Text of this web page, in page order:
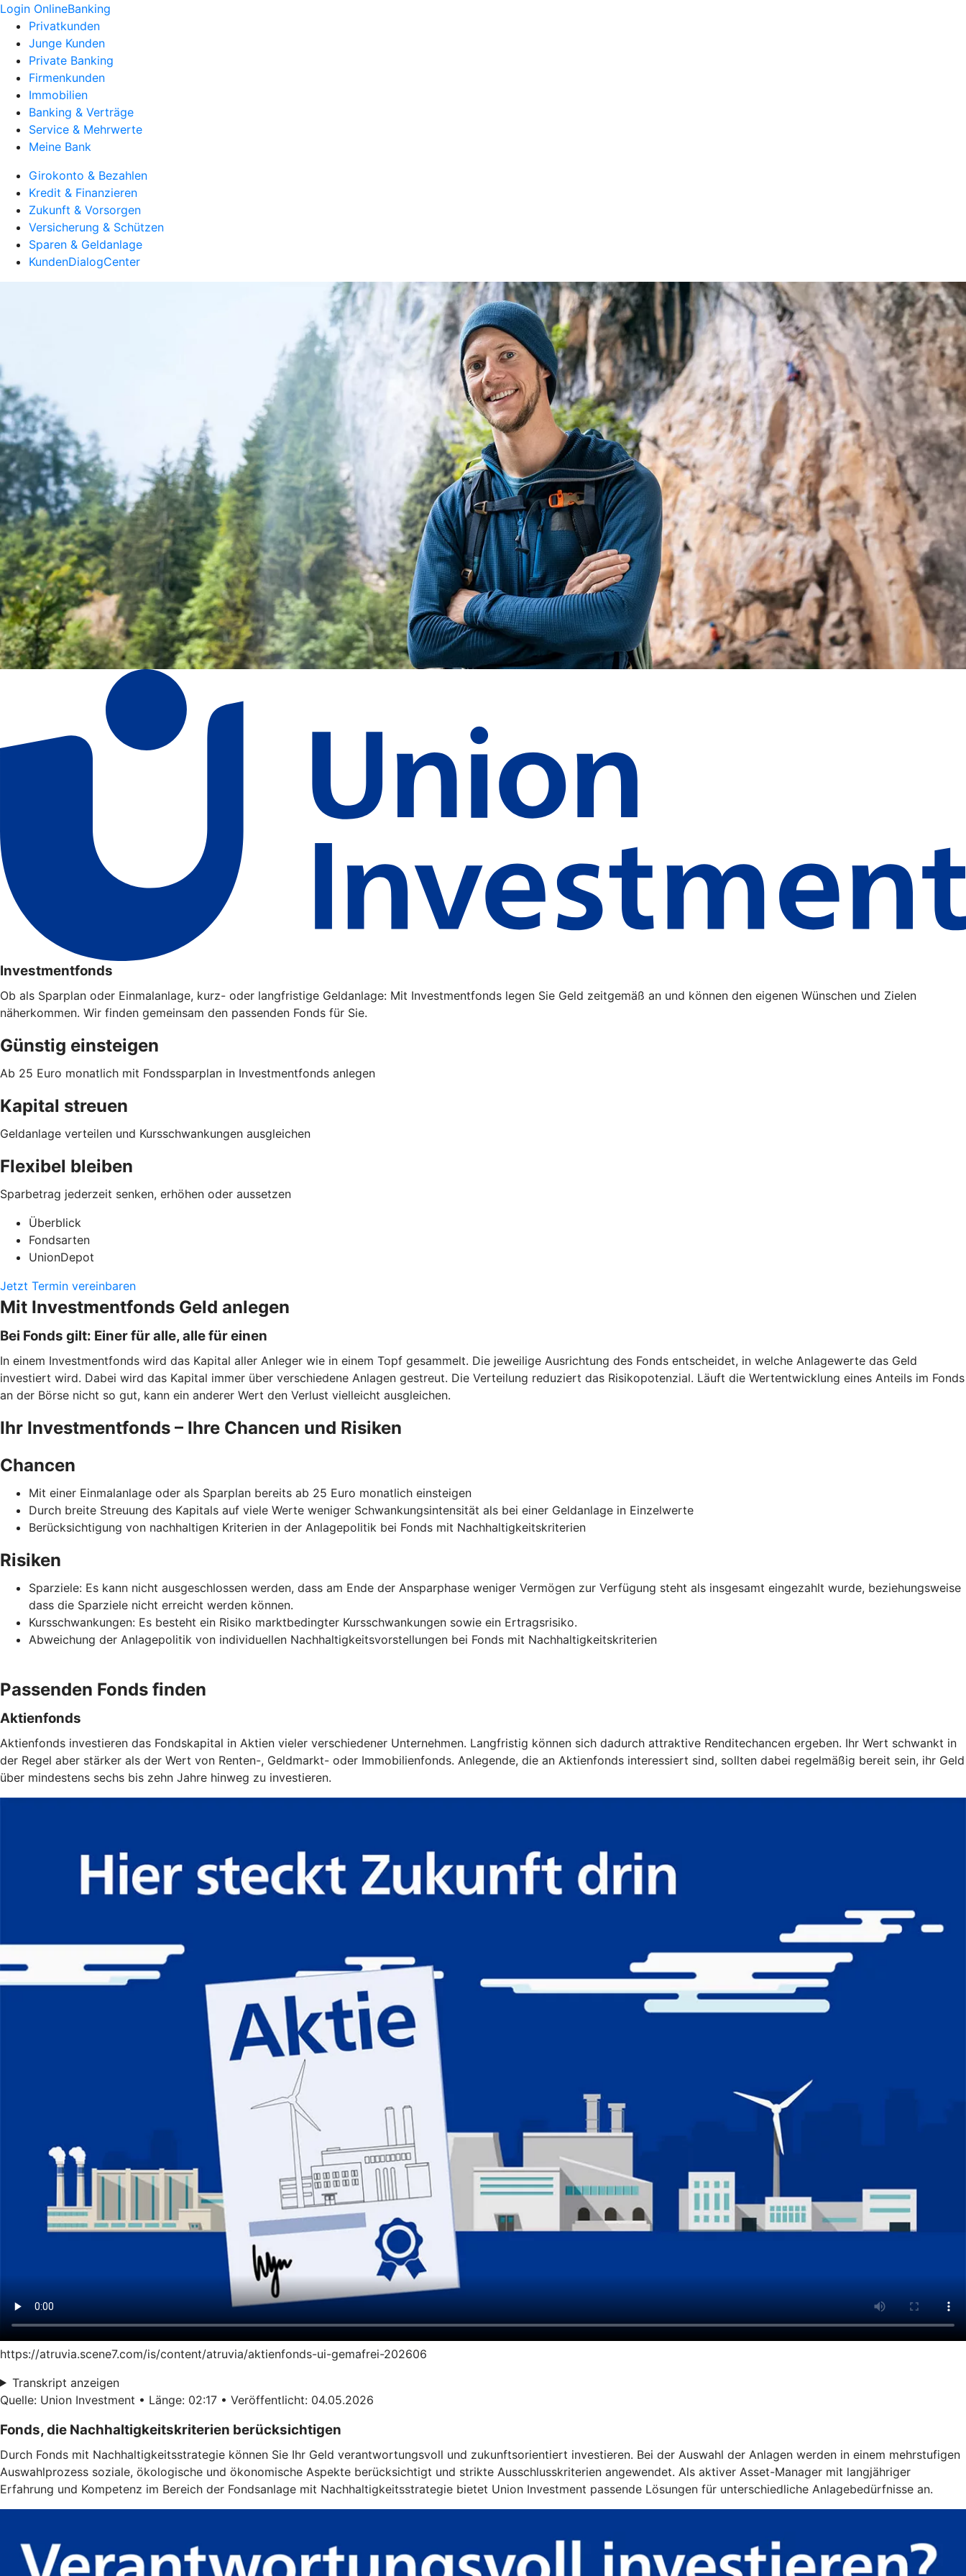
Login OnlineBanking
Privatkunden
Junge Kunden
Private Banking
Firmenkunden
Immobilien
Banking & Verträge
Service & Mehrwerte
Meine Bank
Girokonto & Bezahlen
Kredit & Finanzieren
Zukunft & Vorsorgen
Versicherung & Schützen
Sparen & Geldanlage
KundenDialogCenter
Investmentfonds
Ob als Sparplan oder Einmalanlage, kurz- oder langfristige Geldanlage: Mit Investmentfonds legen Sie Geld zeitgemäß an und können den eigenen Wünschen und Zielen
näherkommen. Wir finden gemeinsam den passenden Fonds für Sie.
Günstig einsteigen
Ab 25 Euro monatlich mit Fondssparplan in Investmentfonds anlegen
Kapital streuen
Geldanlage verteilen und Kursschwankungen ausgleichen
Flexibel bleiben
Sparbetrag jederzeit senken, erhöhen oder aussetzen
Überblick
Fondsarten
UnionDepot
Jetzt Termin vereinbaren
Mit Investmentfonds Geld anlegen
Bei Fonds gilt: Einer für alle, alle für einen
In einem Investmentfonds wird das Kapital aller Anleger wie in einem Topf gesammelt. Die jeweilige Ausrichtung des Fonds entscheidet, in welche Anlagewerte das Geld
investiert wird. Dabei wird das Kapital immer über verschiedene Anlagen gestreut. Die Verteilung reduziert das Risikopotenzial. Läuft die Wertentwicklung eines Anteils im Fonds
an der Börse nicht so gut, kann ein anderer Wert den Verlust vielleicht ausgleichen.
Ihr Investmentfonds – Ihre Chancen und Risiken
Chancen
Mit einer Einmalanlage oder als Sparplan bereits ab 25 Euro monatlich einsteigen
Durch breite Streuung des Kapitals auf viele Werte weniger Schwankungsintensität als bei einer Geldanlage in Einzelwerte
Berücksichtigung von nachhaltigen Kriterien in der Anlagepolitik bei Fonds mit Nachhaltigkeitskriterien
Risiken
Sparziele: Es kann nicht ausgeschlossen werden, dass am Ende der Ansparphase weniger Vermögen zur Verfügung steht als insgesamt eingezahlt wurde, beziehungsweise
dass die Sparziele nicht erreicht werden können.
Kursschwankungen: Es besteht ein Risiko marktbedingter Kursschwankungen sowie ein Ertragsrisiko.
Abweichung der Anlagepolitik von individuellen Nachhaltigkeitsvorstellungen bei Fonds mit Nachhaltigkeitskriterien
Passenden Fonds finden
Aktienfonds
Aktienfonds investieren das Fondskapital in Aktien vieler verschiedener Unternehmen. Langfristig können sich dadurch attraktive Renditechancen ergeben. Ihr Wert schwankt in
der Regel aber stärker als der Wert von Renten-, Geldmarkt- oder Immobilienfonds. Anlegende, die an Aktienfonds interessiert sind, sollten dabei regelmäßig bereit sein, ihr Geld
über mindestens sechs bis zehn Jahre hinweg zu investieren.
https://atruvia.scene7.com/is/content/atruvia/aktienfonds-ui-gemafrei-202606
Transkript anzeigen
Quelle: Union Investment • Länge: 02:17 • Veröffentlicht: 04.05.2026
Fonds, die Nachhaltigkeitskriterien berücksichtigen
Durch Fonds mit Nachhaltigkeitsstrategie können Sie Ihr Geld verantwortungsvoll und zukunftsorientiert investieren. Bei der Auswahl der Anlagen werden in einem mehrstufigen
Auswahlprozess soziale, ökologische und ökonomische Aspekte berücksichtigt und strikte Ausschlusskriterien angewendet. Als aktiver Asset-Manager mit langjähriger
Erfahrung und Kompetenz im Bereich der Fondsanlage mit Nachhaltigkeitsstrategie bietet Union Investment passende Lösungen für unterschiedliche Anlagebedürfnisse an.